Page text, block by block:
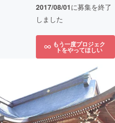
2017/08/01に募集を終了
しました
もう一度プロジェク
トをやってほしい